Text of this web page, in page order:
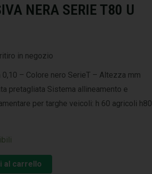
NERA SERIE T80 U
in negozio
– Colore nero SerieT – Altezza mm
pretagliata Sistema allineamento e
per targhe veicoli: h 60 agricoli h80
al carrello